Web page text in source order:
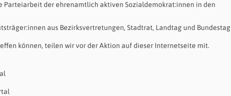
der ehrenamtlich aktiven Sozialdemokrat:innen in den
aus Bezirksvertretungen, Stadtrat, Landtag und Bundestag
können, teilen wir vor der Aktion auf dieser Internetseite mit.